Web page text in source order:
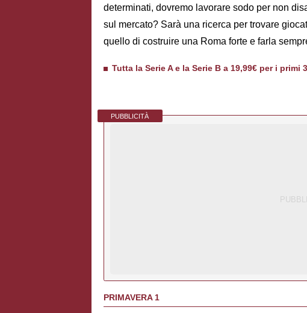
determinati, dovremo lavorare sodo per non
sul mercato? Sarà una ricerca per trovare
quello di costruire una Roma forte e farla
Tutta la Serie A e la Serie B a 19,99€ per i
PUBBLICITÀ
PRIMAVERA 1